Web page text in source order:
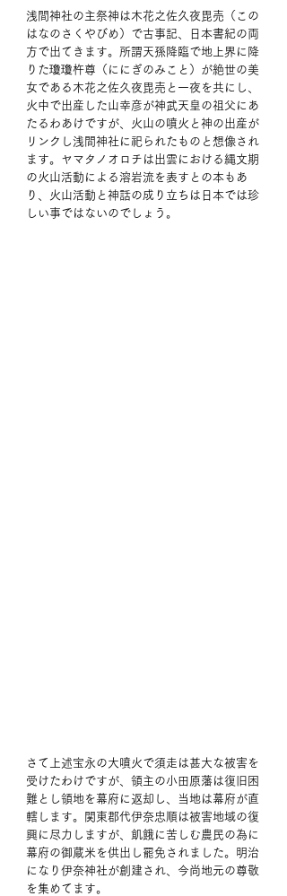
浅間神社の主祭神は木花之佐久夜毘売（この
はなのさくやびめ）で古事記、日本書紀の両
方で出てきます。所謂天孫降臨で地上界に降
りた瓊瓊杵尊（ににぎのみこと）が絶世の美
女である木花之佐久夜毘売と一夜を共にし、
火中で出産した山幸彦が神武天皇の祖父にあ
たるわあけですが、火山の噴火と神の出産が
リンクし浅間神社に祀られたものと想像され
ます。ヤマタノオロチは出雲における縄文期
の火山活動による溶岩流を表すとの本もあ
り、火山活動と神話の成り立ちは日本では珍
しい事ではないのでしょう。
さて上述宝永の大噴火で須走は甚大な被害を
受けたわけですが、領主の小田原藩は復旧困
難とし領地を幕府に返却し、当地は幕府が直
轄します。関東郡代伊奈忠順は被害地域の復
興に尽力しますが、飢餓に苦しむ農民の為に
幕府の御蔵米を供出し罷免されました。明治
になり伊奈神社が創建され、今尚地元の尊敬
を集めてます。